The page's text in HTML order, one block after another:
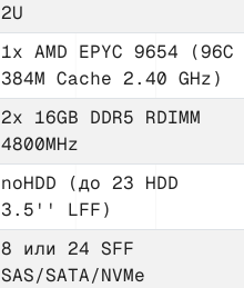
2U
1x AMD EPYC 9654 (96C
384M Cache 2.40 GHz)
2x 16GB DDR5 RDIMM
4800MHz
noHDD (до 23 HDD
3.5'' LFF)
8 или 24 SFF
SAS/SATA/NVMe